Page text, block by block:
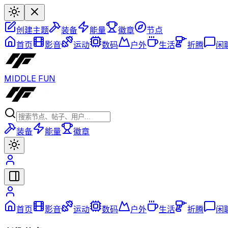
创建主题 装备 能量 徽章
节点
首页
影音 运动 数码 户外 生活 折腾 闲
MIDDLE FUN
装备 能量 徽章
首页 影音 运动 数码 户外 生活 折腾 闲